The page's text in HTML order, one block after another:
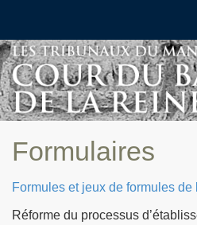
Formulaires
Formules et jeux de formules
Réforme du processus